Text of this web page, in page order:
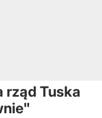
rząd Tuska